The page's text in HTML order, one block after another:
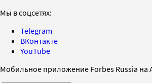
Мы в соцсетях:
Telegram
ВКонтакте
YouTube
Мобильное приложение Forbes Russia на